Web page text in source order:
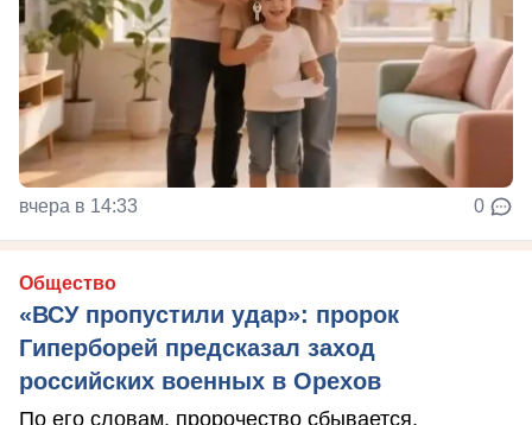
вчера в 14:33 0
Общество
«ВСУ пропустили удар»: пророк
Гиперборей предсказал заход
российских военных в Орехов
По его словам, пророчество сбывается.